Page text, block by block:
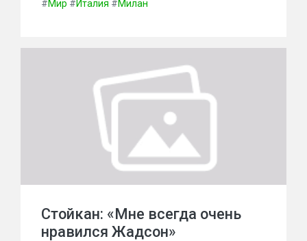
#Мир #Италия #Милан
Стойкан: «Мне всегда очень
нравился Жадсон»